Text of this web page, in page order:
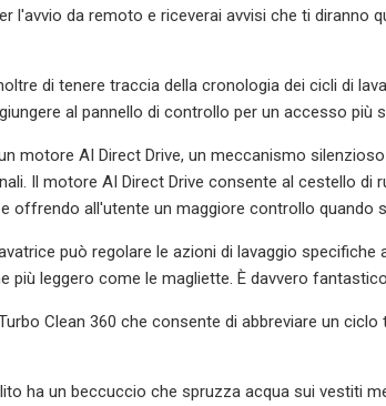
l'avvio da remoto e riceverai avvisi che ti diranno
di tenere traccia della cronologia dei cicli di
al pannello di controllo per un accesso più
motore AI Direct Drive, un meccanismo
Il motore AI Direct Drive consente al cestello di
offrendo all'utente un maggiore controllo quando
può regolare le azioni di lavaggio
più leggero come le magliette. È davvero
Clean 360 che consente di abbreviare un
ha un beccuccio che spruzza acqua sui vestiti